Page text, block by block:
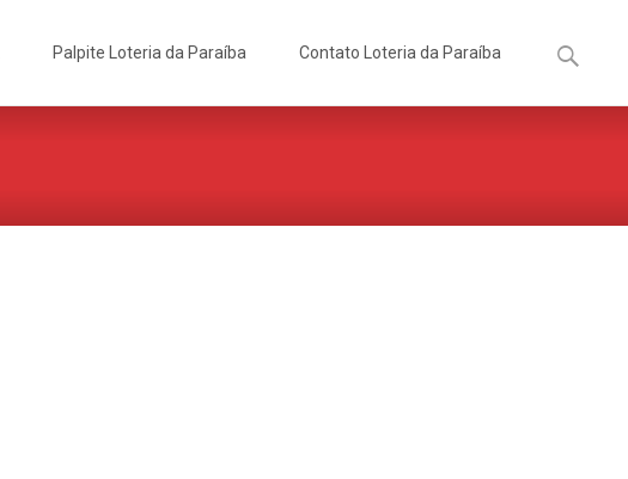
Palpite Loteria da Paraíba Contato Loteria da Paraíba
por: